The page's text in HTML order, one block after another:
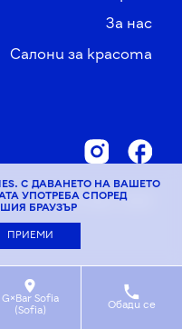
С ДАВАНЕТО НА ВАШЕТО
УПОТРЕБА СПОРЕД
БРАУЗЪР
ПРИЕМИ
G×Bar Sofia
(Sofia)
Обади се
За нас
Салони за красота
© G×Bar, 2026